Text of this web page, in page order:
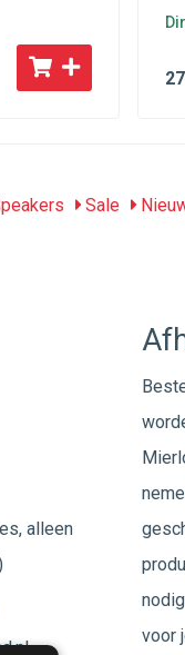
Sale
alleen
voor